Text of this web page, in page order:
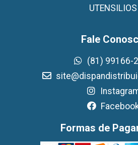
UTENSILIOS
Fale
(81) 99166-
Formas de